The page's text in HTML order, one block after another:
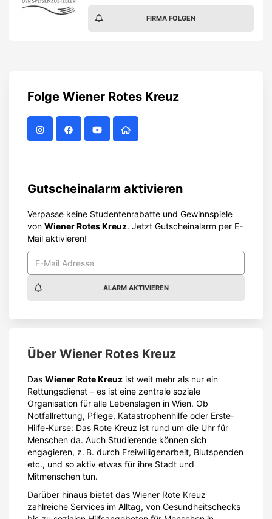
FIRMA FOLGEN
Folge Wiener Rotes Kreuz
Gutscheinalarm aktivieren
Verpasse keine Studentenrabatte und Gewinnspiele
von Wiener Rotes Kreuz. Jetzt Gutscheinalarm per E-
Mail aktivieren!
ALARM AKTIVIEREN
Über Wiener Rotes Kreuz
Das Wiener Rote Kreuz ist weit mehr als nur ein
Rettungsdienst – es ist eine zentrale soziale
Organisation für alle Lebenslagen in Wien. Ob
Notfallrettung, Pflege, Katastrophenhilfe oder Erste-
Hilfe-Kurse: Das Rote Kreuz ist rund um die Uhr für
Menschen da. Auch Studierende können sich
engagieren, z. B. durch Freiwilligenarbeit, Blutspenden
etc., und so aktiv etwas für ihre Stadt und
Mitmenschen tun.
Darüber hinaus bietet das Wiener Rote Kreuz
zahlreiche Services im Alltag, von Gesundheitschecks